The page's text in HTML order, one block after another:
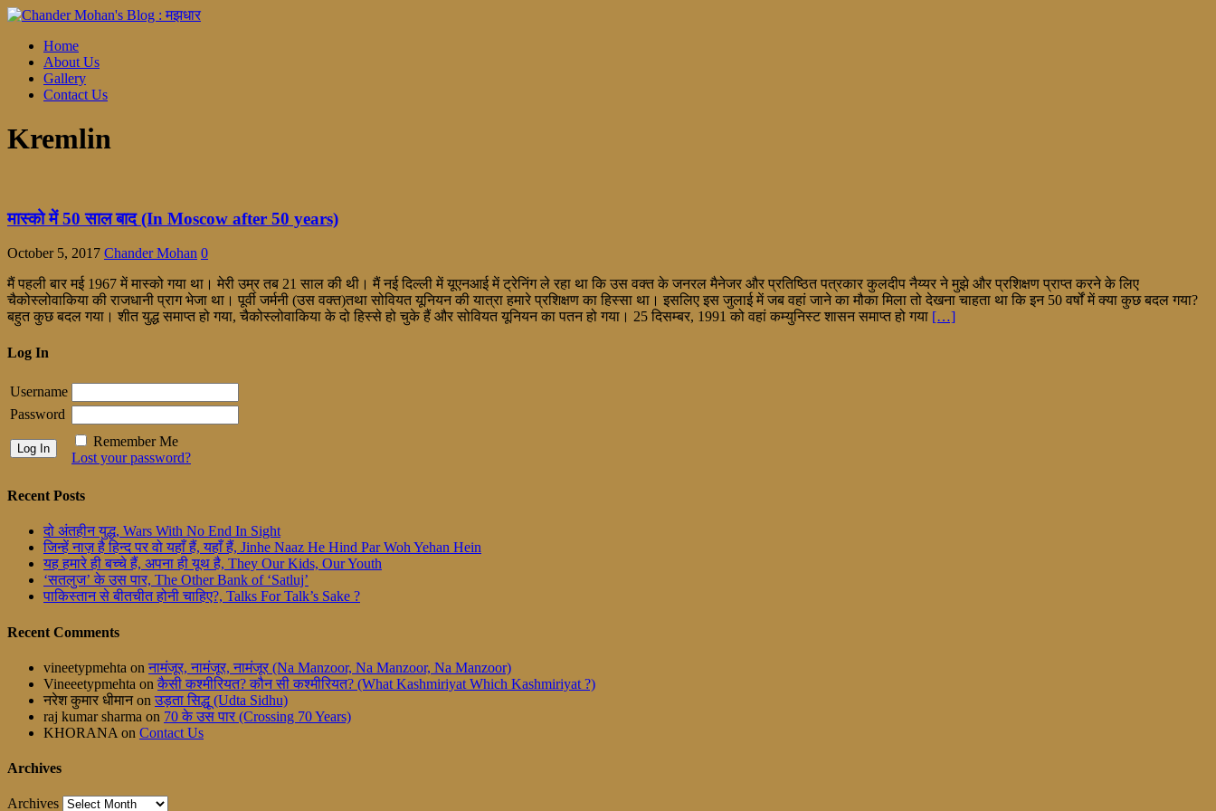
Home
About Us
Gallery
Contact Us
Kremlin
मास्को में 50 साल बाद (In Moscow after 50 years)
October 5, 2017 Chander Mohan 0
मैं पहली बार मई 1967 में मास्को गया था। मेरी उम्र तब 21 साल की थी। मैं नई दिल्ली में यूएनआई में ट्रेनिंग ले रहा था कि उस वक्त के जनरल मैनेजर और प्रतिष्ठित पत्रकार कुलदीप नैय्यर ने मुझे और प्रशिक्षण प्राप्त करने के लिए
चैकोस्लोवाकिया की राजधानी प्राग भेजा था। पूर्वी जर्मनी (उस वक्त)तथा सोवियत यूनियन की यात्रा हमारे प्रशिक्षण का हिस्सा था। इसलिए इस जुलाई में जब वहां जाने का मौका मिला तो देखना चाहता था कि इन 50 वर्षों में क्या कुछ बदल गया?
बहुत कुछ बदल गया। शीत युद्ध समाप्त हो गया, चैकोस्लोवाकिया के दो हिस्से हो चुके हैं और सोवियत यूनियन का पतन हो गया। 25 दिसम्बर, 1991 को वहां कम्युनिस्ट शासन समाप्त हो गया […]
Log In
Username
Password
Remember Me
Lost your password?
Recent Posts
दो अंतहीन युद्ध, Wars With No End In Sight
जिन्हें नाज़ है हिन्द पर वो यहाँ हैं, यहाँ हैं, Jinhe Naaz He Hind Par Woh Yehan Hein
यह हमारे ही बच्चे हैं, अपना ही यूथ है, They Our Kids, Our Youth
‘सतलुज’ के उस पार, The Other Bank of ‘Satluj’
पाकिस्तान से बीतचीत होनी चाहिए?, Talks For Talk’s Sake ?
Recent Comments
vineetypmehta on नामंजूर, नामंजूर, नामंजूर (Na Manzoor, Na Manzoor, Na Manzoor)
Vineeetypmehta on कैसी कश्मीरियत? कौन सी कश्मीरियत? (What Kashmiriyat Which Kashmiriyat ?)
नरेश कुमार धीमानon उड़ता सिद्धू (Udta Sidhu)
raj kumar sharma on 70 के उस पार (Crossing 70 Years)
KHORANA on Contact Us
Archives
Archives